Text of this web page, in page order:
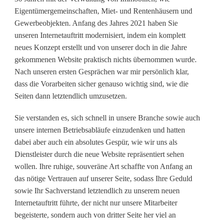
Eigentümergemeinschaften, Miet- und Rentenhäusern und
Gewerbeobjekten. Anfang des Jahres 2021 haben Sie
unseren Internetauftritt modernisiert, indem ein komplett
neues Konzept erstellt und von unserer doch in die Jahre
gekommenen Website praktisch nichts übernommen wurde.
Nach unseren ersten Gesprächen war mir persönlich klar,
dass die Vorarbeiten sicher genauso wichtig sind, wie die
Seiten dann letztendlich umzusetzen.
Sie verstanden es, sich schnell in unsere Branche sowie auch
unsere internen Betriebsabläufe einzudenken und hatten
dabei aber auch ein absolutes Gespür, wie wir uns als
Dienstleister durch die neue Website repräsentiert sehen
wollen. Ihre ruhige, souveräne Art schaffte von Anfang an
das nötige Vertrauen auf unserer Seite, sodass Ihre Geduld
sowie Ihr Sachverstand letztendlich zu unserem neuen
Internetauftritt führte, der nicht nur unsere Mitarbeiter
begeisterte, sondern auch von dritter Seite her viel an